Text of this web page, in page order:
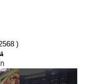
)